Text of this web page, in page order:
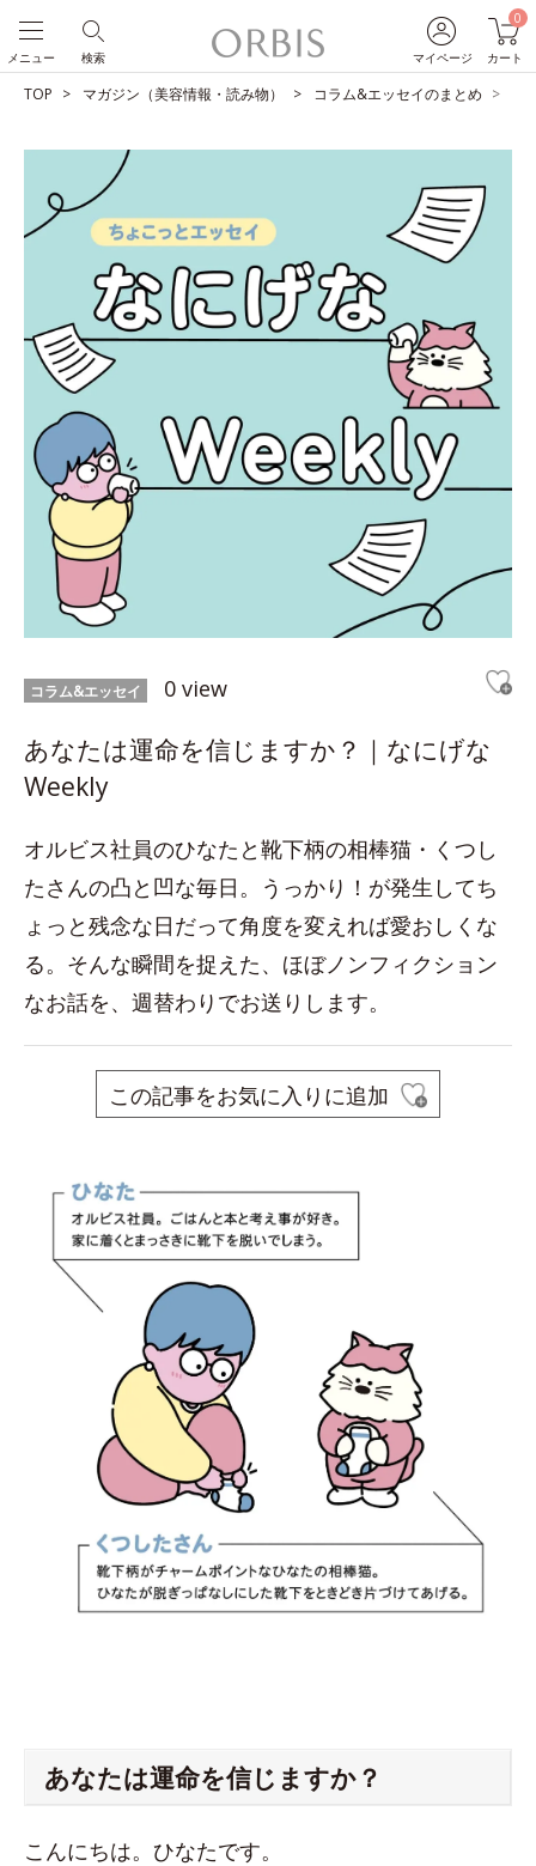
マイページ
0
カート
検索
メニュー
TOP マガジン（美容情報・読み物） コラム&エッセイのまとめ
コラム&エッセイ 0 view
あなたは運命を信じますか？｜なにげな
Weekly
オルビス社員のひなたと靴下柄の相棒猫・くつし
たさんの凸と凹な毎日。うっかり！が発生してち
ょっと残念な日だって角度を変えれば愛おしくな
る。そんな瞬間を捉えた、ほぼノンフィクション
なお話を、週替わりでお送りします。
この記事をお気に入りに追加
あなたは運命を信じますか？
こんにちは。ひなたです。